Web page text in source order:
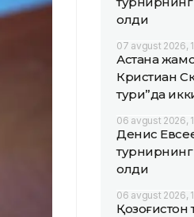
олди
07 avgust 2026,
Астана
Кристиан
тури”да
06 avgust 2026,
Денис
олди
06 avgust 2026,